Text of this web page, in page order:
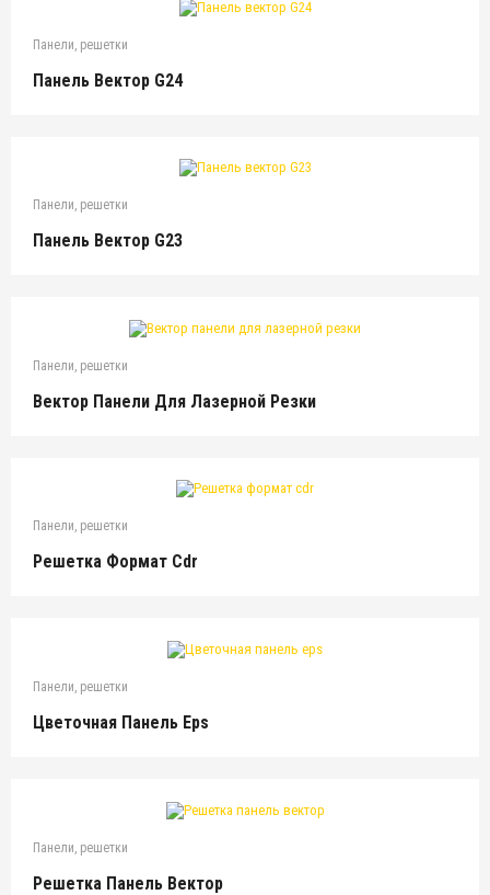
Панели, решетки
Панель Вектор G24
Панели, решетки
Панель Вектор G23
Панели, решетки
Вектор Панели Для Лазерной Резки
Панели, решетки
Решетка Формат Cdr
Панели, решетки
Цветочная Панель Eps
Панели, решетки
Решетка Панель Вектор